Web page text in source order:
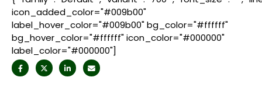
icon_added_color="#009b00"
label_hover_color="#009b00" bg_color="#ffffff"
bg_hover_color="#ffffff" icon_color="#000000"
label_color="#000000"]